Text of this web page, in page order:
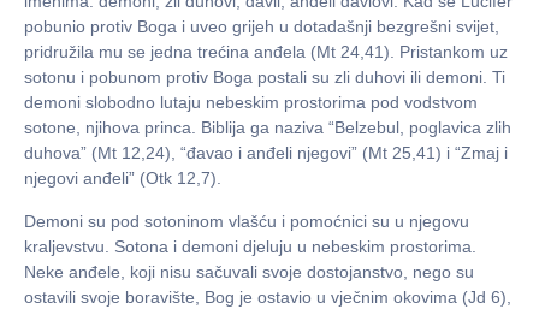
pobunio protiv Boga i uveo grijeh u dotadašnji bezgrešni svijet,
pridružila mu se jedna trećina anđela (Mt 24,41). Pristankom uz
sotonu i pobunom protiv Boga postali su zli duhovi ili demoni. Ti
demoni slobodno lutaju nebeskim prostorima pod vodstvom
sotone, njihova princa. Biblija ga naziva “Belzebul, poglavica zlih
duhova” (Mt 12,24), “đavao i anđeli njegovi” (Mt 25,41) i “Zmaj i
njegovi anđeli” (Otk 12,7).
Demoni su pod sotoninom vlašću i pomoćnici su u njegovu
kraljevstvu. Sotona i demoni djeluju u nebeskim prostorima.
Neke anđele, koji nisu sačuvali svoje dostojanstvo, nego su
ostavili svoje boravište, Bog je ostavio u vječnim okovima (Jd 6),